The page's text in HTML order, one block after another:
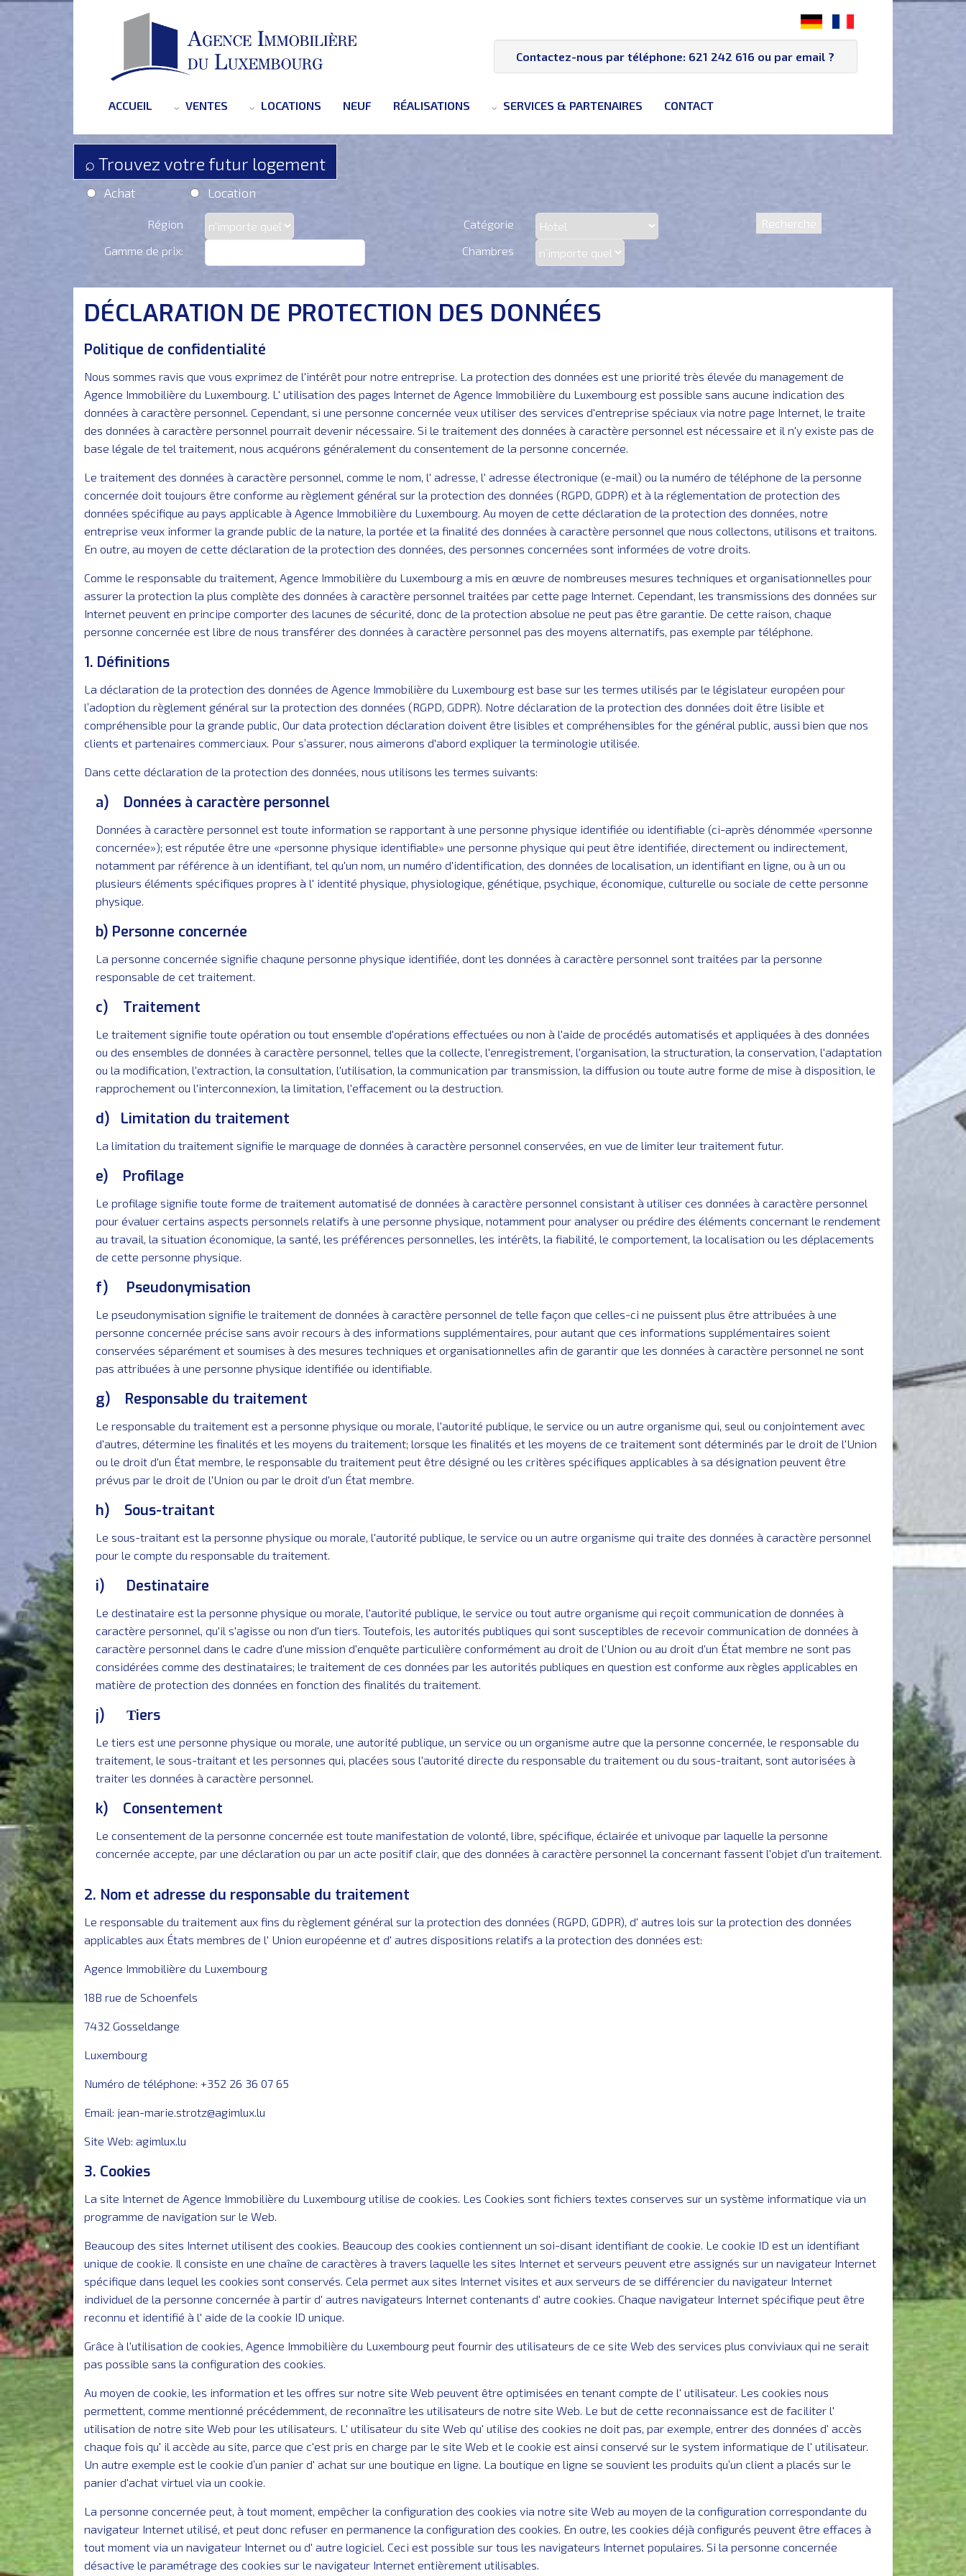
Contactez-nous par téléphone: 621 242 616 ou par email ?
ACCUEIL VENTES LOCATIONS NEUF RÉALISATIONS SERVICES & PARTENAIRES CONTACT
⌕ Trouvez votre futur logement
Achat Location
Région
Catégorie
Gamme de prix:
Chambres
Recherche
DÉCLARATION DE PROTECTION DES DONNÉES
Politique de confidentialité
Nous sommes ravis que vous exprimez de l'intérêt pour notre entreprise. La protection des données est une priorité très élevée du management de
Agence Immobilière du Luxembourg. L' utilisation des pages Internet de Agence Immobilière du Luxembourg est possible sans aucune indication des
données à caractère personnel. Cependant, si une personne concernée veux utiliser des services d'entreprise spéciaux via notre page Internet, le traite
des données à caractère personnel pourrait devenir nécessaire. Si le traitement des données à caractère personnel est nécessaire et il n'y existe pas de
base légale de tel traitement, nous acquérons généralement du consentement de la personne concernée.
Le traitement des données à caractère personnel, comme le nom, l' adresse, l' adresse électronique (e-mail) ou la numéro de téléphone de la personne
concernée doit toujours être conforme au règlement général sur la protection des données (RGPD, GDPR) et à la réglementation de protection des
données spécifique au pays applicable à Agence Immobilière du Luxembourg. Au moyen de cette déclaration de la protection des données, notre
entreprise veux informer la grande public de la nature, la portée et la finalité des données à caractère personnel que nous collectons, utilisons et traitons.
En outre, au moyen de cette déclaration de la protection des données, des personnes concernées sont informées de votre droits.
Comme le responsable du traitement, Agence Immobilière du Luxembourg a mis en œuvre de nombreuses mesures techniques et organisationnelles pour
assurer la protection la plus complète des données à caractère personnel traitées par cette page Internet. Cependant, les transmissions des données sur
Internet peuvent en principe comporter des lacunes de sécurité, donc de la protection absolue ne peut pas être garantie. De cette raison, chaque
personne concernée est libre de nous transférer des données à caractère personnel pas des moyens alternatifs, pas exemple par téléphone.
1. Définitions
La déclaration de la protection des données de Agence Immobilière du Luxembourg est base sur les termes utilisés par le législateur européen pour
l’adoption du règlement général sur la protection des données (RGPD, GDPR). Notre déclaration de la protection des données doit être lisible et
compréhensible pour la grande public, Our data protection déclaration doivent être lisibles et compréhensibles for the général public, aussi bien que nos
clients et partenaires commerciaux. Pour s’assurer, nous aimerons d'abord expliquer la terminologie utilisée.
Dans cette déclaration de la protection des données, nous utilisons les termes suivants:
a) Données à caractère personnel
Données à caractère personnel est toute information se rapportant à une personne physique identifiée ou identifiable (ci-après dénommée «personne
concernée»); est réputée être une «personne physique identifiable» une personne physique qui peut être identifiée, directement ou indirectement,
notamment par référence à un identifiant, tel qu'un nom, un numéro d'identification, des données de localisation, un identifiant en ligne, ou à un ou
plusieurs éléments spécifiques propres à l' identité physique, physiologique, génétique, psychique, économique, culturelle ou sociale de cette personne
physique.
b) Personne concernée
La personne concernée signifie chaqune personne physique identifiée, dont les données à caractère personnel sont traitées par la personne
responsable de cet traitement.
c) Traitement
Le traitement signifie toute opération ou tout ensemble d'opérations effectuées ou non à l'aide de procédés automatisés et appliquées à des données
ou des ensembles de données à caractère personnel, telles que la collecte, l'enregistrement, l'organisation, la structuration, la conservation, l'adaptation
ou la modification, l'extraction, la consultation, l'utilisation, la communication par transmission, la diffusion ou toute autre forme de mise à disposition, le
rapprochement ou l'interconnexion, la limitation, l'effacement ou la destruction.
d) Limitation du traitement
La limitation du traitement signifie le marquage de données à caractère personnel conservées, en vue de limiter leur traitement futur.
e) Profilage
Le profilage signifie toute forme de traitement automatisé de données à caractère personnel consistant à utiliser ces données à caractère personnel
pour évaluer certains aspects personnels relatifs à une personne physique, notamment pour analyser ou prédire des éléments concernant le rendement
au travail, la situation économique, la santé, les préférences personnelles, les intérêts, la fiabilité, le comportement, la localisation ou les déplacements
de cette personne physique.
f) Pseudonymisation
Le pseudonymisation signifie le traitement de données à caractère personnel de telle façon que celles-ci ne puissent plus être attribuées à une
personne concernée précise sans avoir recours à des informations supplémentaires, pour autant que ces informations supplémentaires soient
conservées séparément et soumises à des mesures techniques et organisationnelles afin de garantir que les données à caractère personnel ne sont
pas attribuées à une personne physique identifiée ou identifiable.
g) Responsable du traitement
Le responsable du traitement est a personne physique ou morale, l'autorité publique, le service ou un autre organisme qui, seul ou conjointement avec
d'autres, détermine les finalités et les moyens du traitement; lorsque les finalités et les moyens de ce traitement sont déterminés par le droit de l'Union
ou le droit d'un État membre, le responsable du traitement peut être désigné ou les critères spécifiques applicables à sa désignation peuvent être
prévus par le droit de l'Union ou par le droit d'un État membre.
h) Sous-traitant
Le sous-traitant est la personne physique ou morale, l'autorité publique, le service ou un autre organisme qui traite des données à caractère personnel
pour le compte du responsable du traitement.
i) Destinataire
Le destinataire est la personne physique ou morale, l'autorité publique, le service ou tout autre organisme qui reçoit communication de données à
caractère personnel, qu'il s'agisse ou non d'un tiers. Toutefois, les autorités publiques qui sont susceptibles de recevoir communication de données à
caractère personnel dans le cadre d'une mission d'enquête particulière conformément au droit de l'Union ou au droit d'un État membre ne sont pas
considérées comme des destinataires; le traitement de ces données par les autorités publiques en question est conforme aux règles applicables en
matière de protection des données en fonction des finalités du traitement.
j) Τiers
Le tiers est une personne physique ou morale, une autorité publique, un service ou un organisme autre que la personne concernée, le responsable du
traitement, le sous-traitant et les personnes qui, placées sous l'autorité directe du responsable du traitement ou du sous-traitant, sont autorisées à
traiter les données à caractère personnel.
k) Consentement
Le consentement de la personne concernée est toute manifestation de volonté, libre, spécifique, éclairée et univoque par laquelle la personne
concernée accepte, par une déclaration ou par un acte positif clair, que des données à caractère personnel la concernant fassent l'objet d'un traitement.
2. Nom et adresse du responsable du traitement
Le responsable du traitement aux fins du règlement général sur la protection des données (RGPD, GDPR), d' autres lois sur la protection des données
applicables aux États membres de l' Union européenne et d' autres dispositions relatifs a la protection des données est:
Agence Immobilière du Luxembourg
18B rue de Schoenfels
7432 Gosseldange
Luxembourg
Numéro de téléphone: +352 26 36 07 65
Email: jean-marie.strotz@agimlux.lu
Site Web: agimlux.lu
3. Cookies
La site Internet de Agence Immobilière du Luxembourg utilise de cookies. Les Cookies sont fichiers textes conserves sur un système informatique via un
programme de navigation sur le Web.
Beaucoup des sites Internet utilisent des cookies. Beaucoup des cookies contiennent un soi-disant identifiant de cookie. Le cookie ID est un identifiant
unique de cookie. Il consiste en une chaîne de caractères à travers laquelle les sites Internet et serveurs peuvent etre assignés sur un navigateur Internet
spécifique dans lequel les cookies sont conservés. Cela permet aux sites Internet visites et aux serveurs de se différencier du navigateur Internet
individuel de la personne concernée à partir d' autres navigateurs Internet contenants d' autre cookies. Chaque navigateur Internet spécifique peut être
reconnu et identifié à l' aide de la cookie ID unique.
Grâce à l'utilisation de cookies, Agence Immobilière du Luxembourg peut fournir des utilisateurs de ce site Web des services plus conviviaux qui ne serait
pas possible sans la configuration des cookies.
Au moyen de cookie, les information et les offres sur notre site Web peuvent être optimisées en tenant compte de l' utilisateur. Les cookies nous
permettent, comme mentionné précédemment, de reconnaître les utilisateurs de notre site Web. Le but de cette reconnaissance est de faciliter l'
utilisation de notre site Web pour les utilisateurs. L' utilisateur du site Web qu' utilise des cookies ne doit pas, par exemple, entrer des données d' accès
chaque fois qu' il accède au site, parce que c'est pris en charge par le site Web et le cookie est ainsi conservé sur le system informatique de l' utilisateur.
Un autre exemple est le cookie d’un panier d' achat sur une boutique en ligne. La boutique en ligne se souvient les produits qu’un client a placés sur le
panier d'achat virtuel via un cookie.
La personne concernée peut, à tout moment, empêcher la configuration des cookies via notre site Web au moyen de la configuration correspondante du
navigateur Internet utilisé, et peut donc refuser en permanence la configuration des cookies. En outre, les cookies déjà configurés peuvent être effaces à
tout moment via un navigateur Internet ou d' autre logiciel. Ceci est possible sur tous les navigateurs Internet populaires. Si la personne concernée
désactive le paramétrage des cookies sur le navigateur Internet entièrement utilisables.